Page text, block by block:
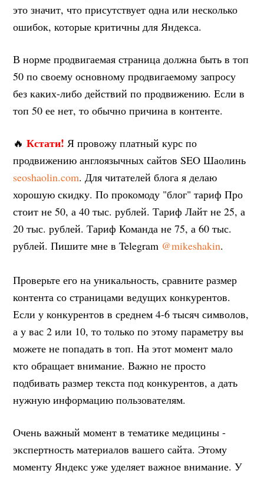
это значит, что присутствует одна или несколько
ошибок, которые критичны для Яндекса.
В норме продвигаемая страница должна быть в топ
50 по своему основному продвигаемому запросу
без каких-либо действий по продвижению. Если в
топ 50 ее нет, то обычно причина в контенте.
🔥Кстати! Я провожу платный курс по
продвижению англоязычных сайтов SEO Шаолинь
seoshaolin.com. Для читателей блога я делаю
хорошую скидку. По прокомоду "блог" тариф Про
стоит не 50, а 40 тыс. рублей. Тариф Лайт не 25, а
20 тыс. рублей. Тариф Команда не 75, а 60 тыс.
рублей. Пишите мне в Telegram @mikeshakin.
Проверьте его на уникальность, сравните размер
контента со страницами ведущих конкурентов.
Если у конкурентов в среднем 4-6 тысяч символов,
а у вас 2 или 10, то только по этому параметру вы
можете не попадать в топ. На этот момент мало
кто обращает внимание. Важно не просто
подбивать размер текста под конкурентов, а дать
нужную информацию пользователям.
Очень важный момент в тематике медицины -
экспертность материалов вашего сайта. Этому
моменту Яндекс уже уделяет важное внимание. У